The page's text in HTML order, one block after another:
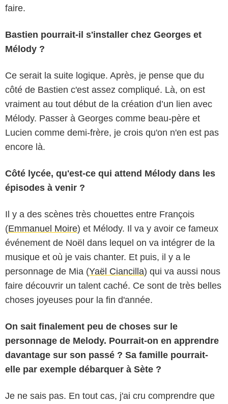
faire.
Bastien pourrait-il s'installer chez Georges et
Mélody ?
Ce serait la suite logique. Après, je pense que du
côté de Bastien c'est assez compliqué. Là, on est
vraiment au tout début de la création d’un lien avec
Mélody. Passer à Georges comme beau-père et
Lucien comme demi-frère, je crois qu'on n'en est pas
encore là.
Côté lycée, qu'est-ce qui attend Mélody dans les
épisodes à venir ?
Il y a des scènes très chouettes entre François
(Emmanuel Moire) et Mélody. Il va y avoir ce fameux
événement de Noël dans lequel on va intégrer de la
musique et où je vais chanter. Et puis, il y a le
personnage de Mia (Yaël Ciancilla) qui va aussi nous
faire découvrir un talent caché. Ce sont de très belles
choses joyeuses pour la fin d'année.
On sait finalement peu de choses sur le
personnage de Melody. Pourrait-on en apprendre
davantage sur son passé ? Sa famille pourrait-
elle par exemple débarquer à Sète ?
Je ne sais pas. En tout cas, j'ai cru comprendre que